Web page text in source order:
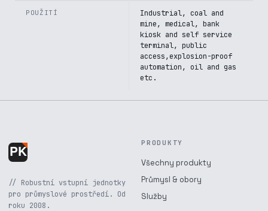
POUŽITÍ
Industrial, coal and
mine, medical, bank
kiosk and self service
terminal, public
access,explosion-proof
automation, oil and gas
etc.
// Robustní vstupní jednotky
pro průmyslové prostředí. Od
roku 2008.
PRODUKTY
Všechny produkty
Průmysl & obory
Služby